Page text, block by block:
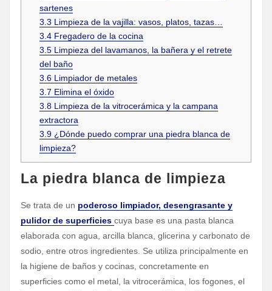
sartenes
3.3 Limpieza de la vajilla: vasos, platos, tazas…
3.4 Fregadero de la cocina
3.5 Limpieza del lavamanos, la bañera y el retrete
del baño
3.6 Limpiador de metales
3.7 Elimina el óxido
3.8 Limpieza de la vitrocerámica y la campana
extractora
3.9 ¿Dónde puedo comprar una piedra blanca de
limpieza?
La piedra blanca de limpieza
Se trata de un poderoso limpiador, desengrasante y
pulidor de superficies cuya base es una pasta blanca
elaborada con agua, arcilla blanca, glicerina y carbonato de
sodio, entre otros ingredientes. Se utiliza principalmente en
la higiene de baños y cocinas, concretamente en
superficies como el metal, la vitrocerámica, los fogones, el